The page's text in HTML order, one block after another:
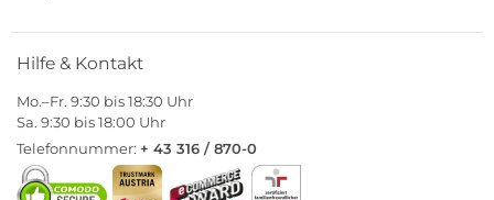
Hilfe & Kontakt
Mo.–Fr. 9:30 bis 18:30 Uhr
Sa. 9:30 bis 18:00 Uhr
Telefonnummer: + 43 316 / 870-0